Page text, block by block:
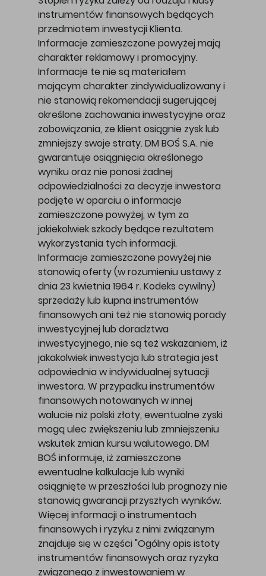
instrumentów finansowych będących
przedmiotem inwestycji Klienta.
Informacje zamieszczone powyżej mają
charakter reklamowy i promocyjny.
Informacje te nie są materiałem
mającym charakter zindywidualizowany i
nie stanowią rekomendacji sugerującej
określone zachowania inwestycyjne oraz
zobowiązania, że klient osiągnie zysk lub
zmniejszy swoje straty. DM BOŚ S.A. nie
gwarantuje osiągnięcia określonego
wyniku oraz nie ponosi żadnej
odpowiedzialności za decyzje inwestora
podjęte w oparciu o informacje
zamieszczone powyżej, w tym za
jakiekolwiek szkody będące rezultatem
wykorzystania tych informacji.
Informacje zamieszczone powyżej nie
stanowią oferty (w rozumieniu ustawy z
dnia 23 kwietnia 1964 r. Kodeks cywilny)
sprzedaży lub kupna instrumentów
finansowych ani też nie stanowią porady
inwestycyjnej lub doradztwa
inwestycyjnego, nie są też wskazaniem, iż
jakakolwiek inwestycja lub strategia jest
odpowiednia w indywidualnej sytuacji
inwestora. W przypadku instrumentów
finansowych notowanych w innej
walucie niż polski złoty, ewentualne zyski
mogą ulec zwiększeniu lub zmniejszeniu
wskutek zmian kursu walutowego. DM
BOŚ informuje, iż zamieszczone
ewentualne kalkulacje lub wyniki
osiągnięte w przeszłości lub prognozy nie
stanowią gwarancji przyszłych wyników.
Więcej informacji o instrumentach
finansowych i ryzyku z nimi związanym
znajduje się w części "Ogólny opis istoty
instrumentów finansowych oraz ryzyka
związanego z inwestowaniem w